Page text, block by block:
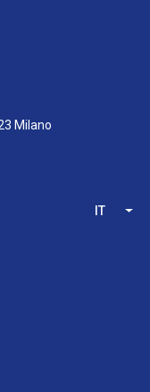
Milano
IT